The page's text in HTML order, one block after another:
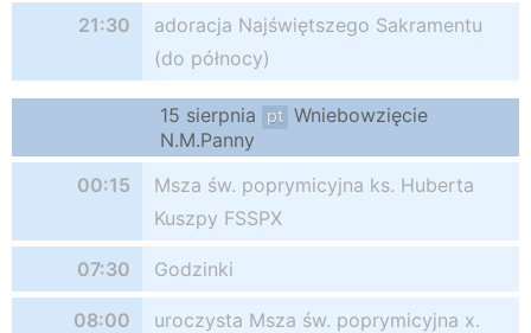
21:30
adoracja Najświętszego Sakramentu
(do północy)
15 sierpnia pt Wniebowzięcie
N.M.Panny
00:15
Msza św. poprymicyjna ks. Huberta
Kuszpy FSSPX
07:30 Godzinki
08:00
uroczysta Msza św. poprymicyjna x.